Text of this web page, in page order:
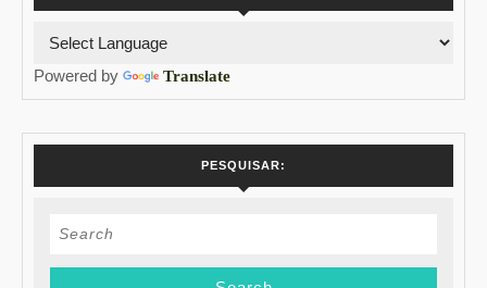
Powered by Translate
PESQUISAR:
Search